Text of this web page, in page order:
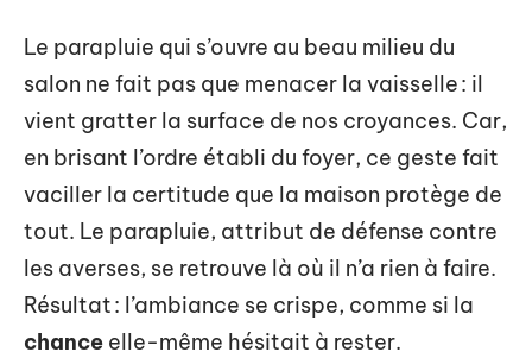
Le parapluie qui s’ouvre au beau milieu du
salon ne fait pas que menacer la vaisselle : il
vient gratter la surface de nos croyances. Car,
en brisant l’ordre établi du foyer, ce geste fait
vaciller la certitude que la maison protège de
tout. Le parapluie, attribut de défense contre
les averses, se retrouve là où il n’a rien à faire.
Résultat : l’ambiance se crispe, comme si la
chance elle-même hésitait à rester.